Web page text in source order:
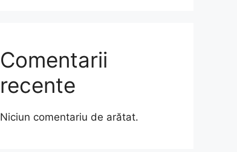
Comentarii
recente
Niciun comentariu de arătat.